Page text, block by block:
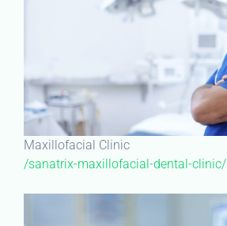
Maxillofacial Clinic
/sanatrix-maxillofacial-dental-clinic/